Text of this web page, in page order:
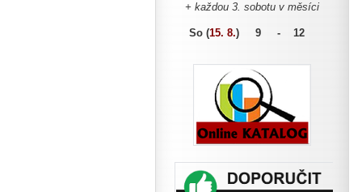
+ každou 3. sobotu v měsíci
So (15. 8.) 9 - 12